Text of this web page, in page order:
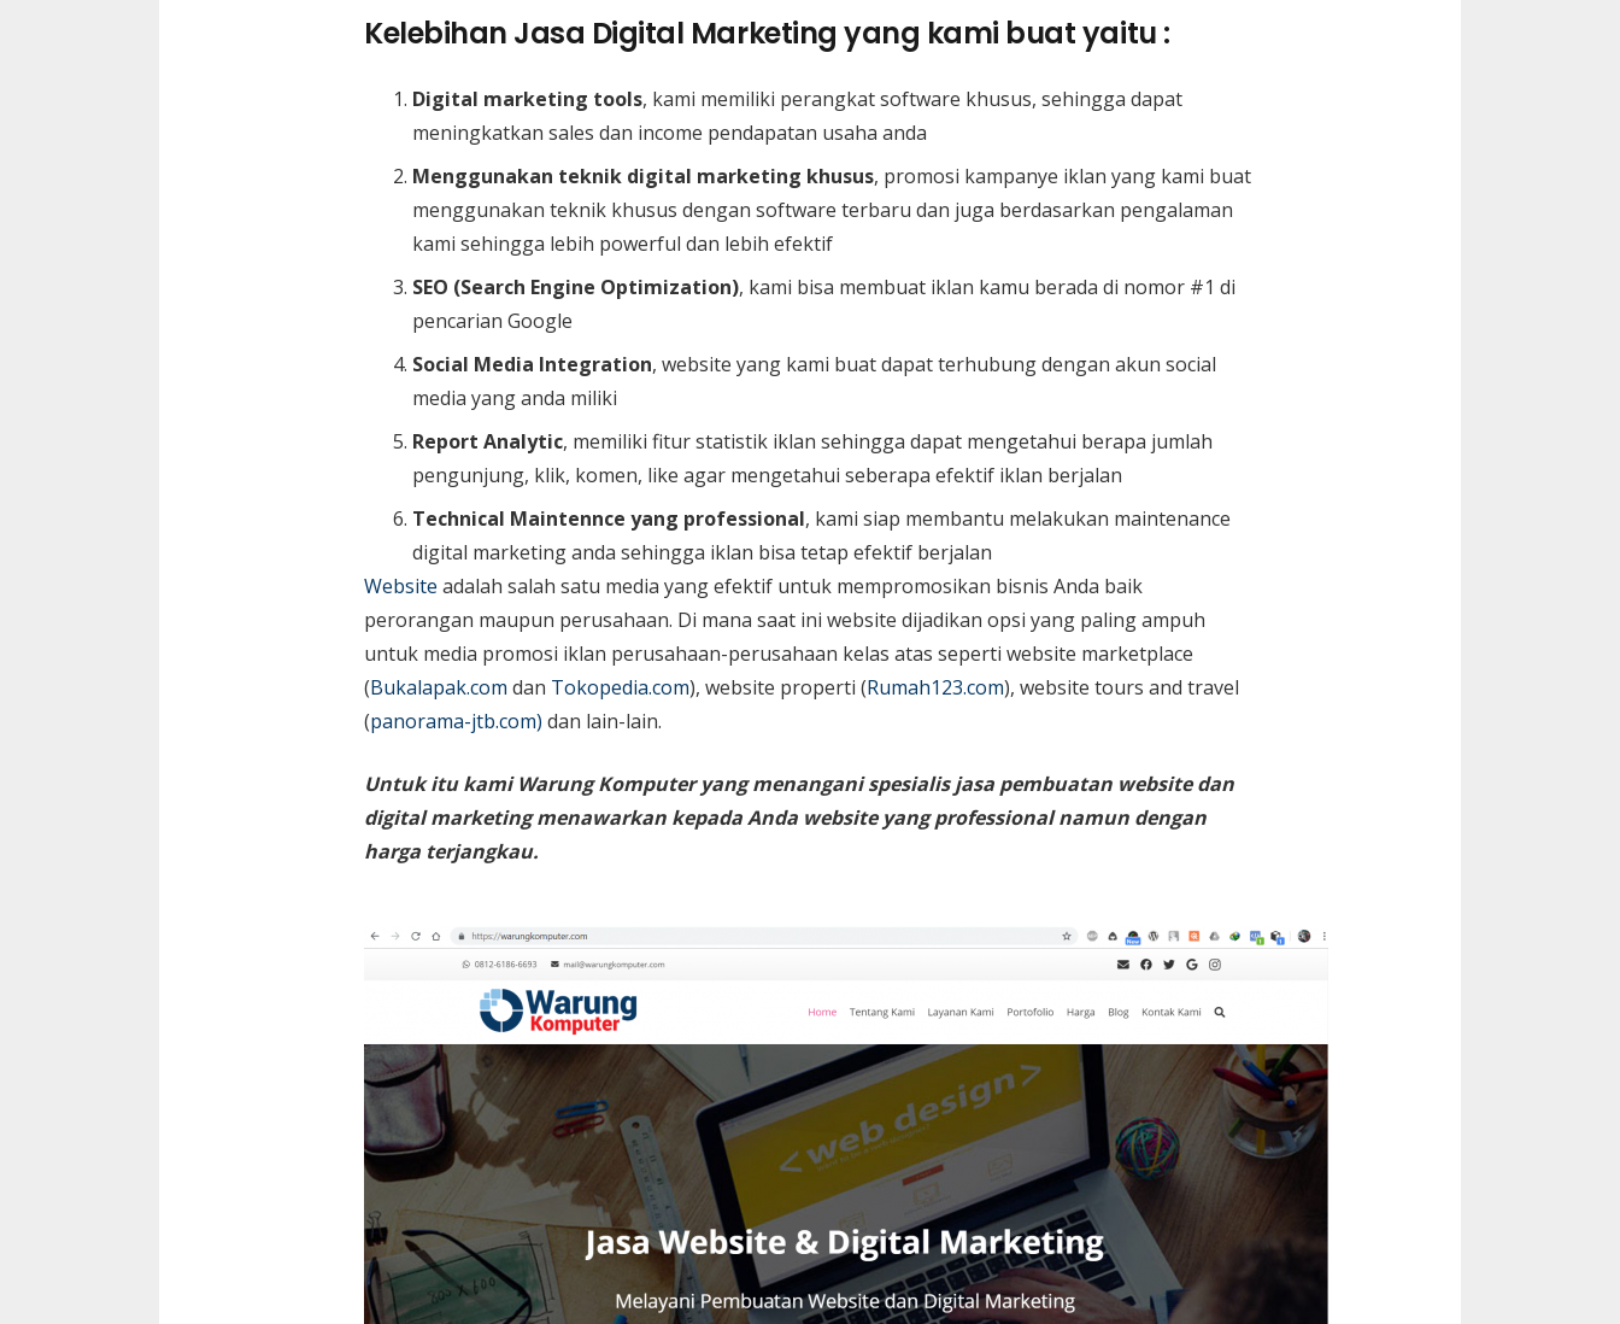
Kelebihan Jasa Digital Marketing yang kami buat yaitu :
Digital marketing tools, kami memiliki perangkat software khusus, sehingga dapat
meningkatkan sales dan income pendapatan usaha anda
Menggunakan teknik digital marketing khusus, promosi kampanye iklan yang kami buat
menggunakan teknik khusus dengan software terbaru dan juga berdasarkan pengalaman
kami sehingga lebih powerful dan lebih efektif
SEO (Search Engine Optimization), kami bisa membuat iklan kamu berada di nomor #1 di
pencarian Google
Social Media Integration, website yang kami buat dapat terhubung dengan akun social
media yang anda miliki
Report Analytic, memiliki fitur statistik iklan sehingga dapat mengetahui berapa jumlah
pengunjung, klik, komen, like agar mengetahui seberapa efektif iklan berjalan
Technical Maintennce yang professional, kami siap membantu melakukan maintenance
digital marketing anda sehingga iklan bisa tetap efektif berjalan
Website adalah salah satu media yang efektif untuk mempromosikan bisnis Anda baik
perorangan maupun perusahaan. Di mana saat ini website dijadikan opsi yang paling ampuh
untuk media promosi iklan perusahaan-perusahaan kelas atas seperti website marketplace
(Bukalapak.com dan Tokopedia.com), website properti (Rumah123.com), website tours and travel
(panorama-jtb.com) dan lain-lain.
Untuk itu kami Warung Komputer yang menangani spesialis jasa pembuatan website dan
digital marketing menawarkan kepada Anda website yang professional namun dengan
harga terjangkau.